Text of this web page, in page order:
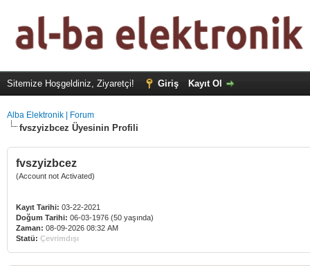
Sitemize Hoşgeldiniz, Ziyaretçi! Giriş Kayıt Ol
Alba Elektronik | Forum
fvszyizbcez Üyesinin Profili
fvszyizbcez
(Account not Activated)
Kayıt Tarihi: 03-22-2021
Doğum Tarihi: 06-03-1976 (50 yaşında)
Zaman: 08-09-2026 08:32 AM
Statü: Çevrimdışı